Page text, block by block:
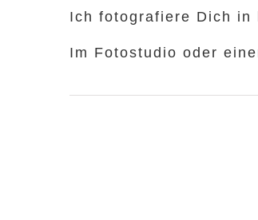
Ich fotografiere Dich in
Im Fotostudio oder